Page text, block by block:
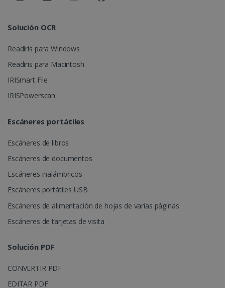
Solución OCR
Readiris para Windows
Readiris para Macintosh
IRISmart File
IRISPowerscan
Escáneres portátiles
Escáneres de libros
Escáneres de documentos
Escáneres inalámbricos
Escáneres portátiles USB
Escáneres de alimentación de hojas de varias páginas
Escáneres de tarjetas de visita
Solución PDF
CONVERTIR PDF
EDITAR PDF